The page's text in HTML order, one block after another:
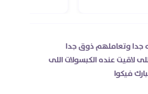
محترمه جدا وتعاملهم ذوق جدا
اللى لاقيت عنده الكبسولات اللى
ربنا يبارك فيكوا